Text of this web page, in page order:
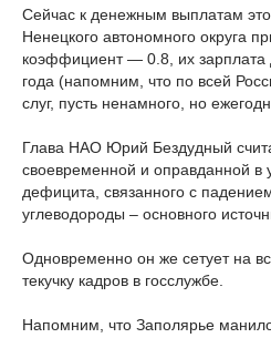
Сейчас к денежным выплатам
Ненецкого автономного округа
коэффициент — 0.8, их зарплата
года (напомним, что по всей
слуг, пусть ненамного, но
Глава НАО Юрий Бездудный
своевременной и оправданной в
дефицита, связанного с
углеводороды – основного
Одновременно он же сетует на
текучку кадров в госслужбе.
Напомним, что Заполярье